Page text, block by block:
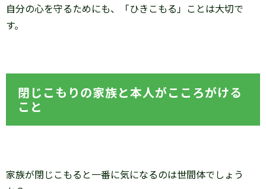
自分の心を守るためにも、「ひきこもる」ことは大切で
す。
閉じこもりの家族と本人がこころがける
こと
家族が閉じこもると一番に気になるのは世間体でしょう